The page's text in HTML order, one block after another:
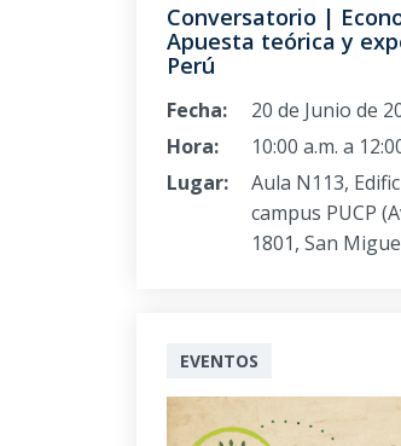
Conversatorio |
Apuesta teórica y
Perú
Fecha:
20 de Junio de
Hora:
10:00 a.m. a
Lugar:
Aula N113,
campus PUCP
1801, San
EVENTOS